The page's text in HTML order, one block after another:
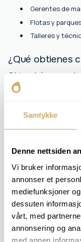
Samtykke
Denne nettsiden
Vi bruker
annonser et
mediefunksjoner
dessuten
vårt, med
annonsering og
med annen
Gerentes de
Flotas y
Talleres y
¿Qué obtienes
Obtendrá una
contenido de
detectar
ANÁLISIS INCLUIDOS
Viscosidad v 40
Contenido de agua
TBN
Sulfato
Oxidación
Análisis elemental